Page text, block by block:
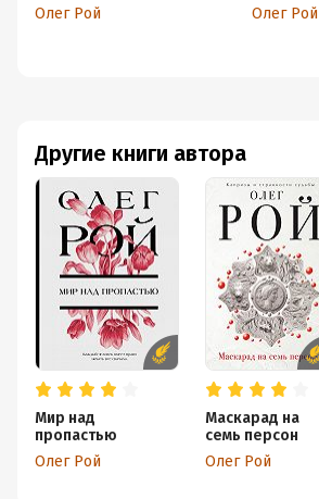
Другие книги автора
Мир над
пропастью
Олег Рой
Маскарад на
семь персон
Олег Рой
Олег Рой
Олег Рой